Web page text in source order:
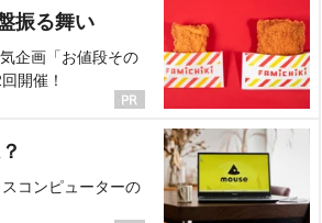
振る舞い
企画「お値段その
開催！
コンピューターの